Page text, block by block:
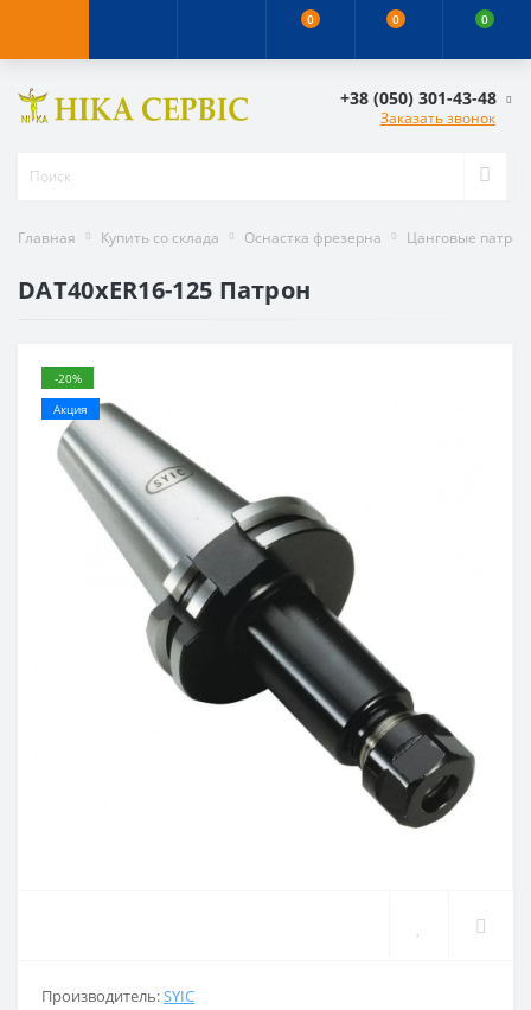
0 0 0
+38 (050) 301-43-48
Заказать звонок
Главная Купить со склада Оснастка фрезерна Цанговые
DAT40xER16-125 Патрон
-20%
Акция
Производитель:SYIC